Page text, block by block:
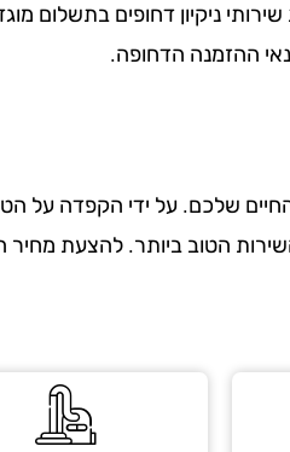
שירותי ניקיון דחופים בתשלום
ההזמנה הדחופה.
שלכם. על ידי הקפדה על
הטוב ביותר. להצעת